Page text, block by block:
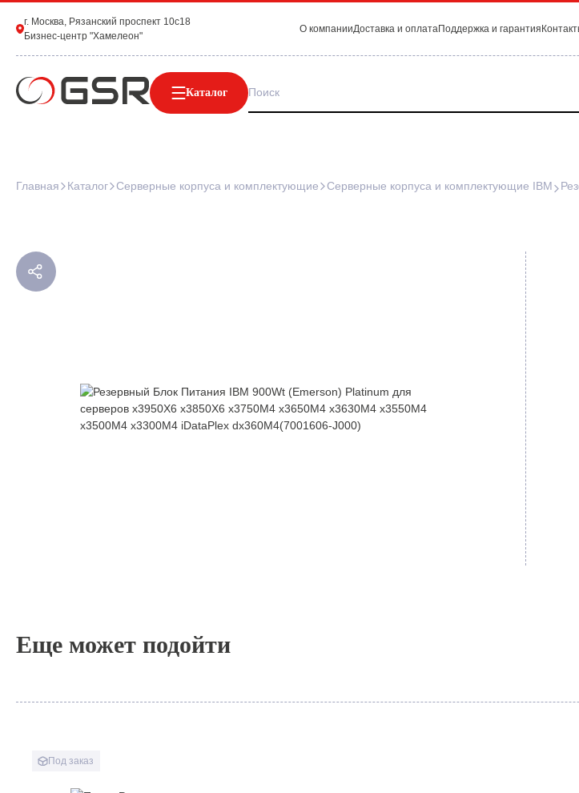
г. Москва, Рязанский проспект 10с18
Бизнес-центр "Хамелеон"
О компанииДоставка и оплатаПоддержка и гарантия
Каталог
Главная Каталог Серверные корпуса и комплектующие Серверные корпуса и комплектующие IBM
Еще может подойти
Под заказ